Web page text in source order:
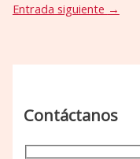
Entrada siguiente →
Contáctanos